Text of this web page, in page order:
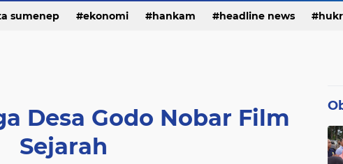
Peristiwa Politik Sosial Sosok
sumenep ekonomi hankam headline news
Desa Godo Nobar Film
Sejarah